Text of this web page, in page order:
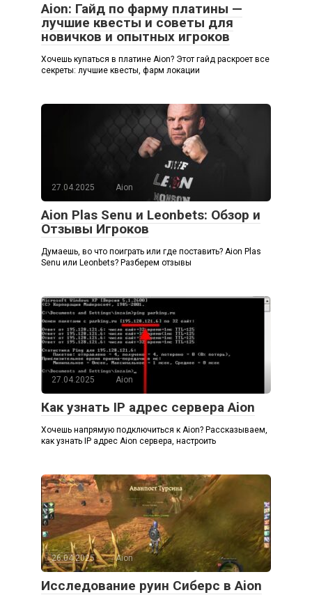
Aion: Гайд по фарму платины —
лучшие квесты и советы для
новичков и опытных игроков
Хочешь купаться в платине Aion? Этот гайд раскроет все
секреты: лучшие квесты, фарм локации
27.04.2025 Aion
Aion Plas Senu и Leonbets: Обзор и
Отзывы Игроков
Думаешь, во что поиграть или где поставить? Aion Plas
Senu или Leonbets? Разберем отзывы
27.04.2025 Aion
Как узнать IP адрес сервера Aion
Хочешь напрямую подключиться к Aion? Рассказываем,
как узнать IP адрес Aion сервера, настроить
26.04.2025 Aion
Исследование руин Сиберс в Aion